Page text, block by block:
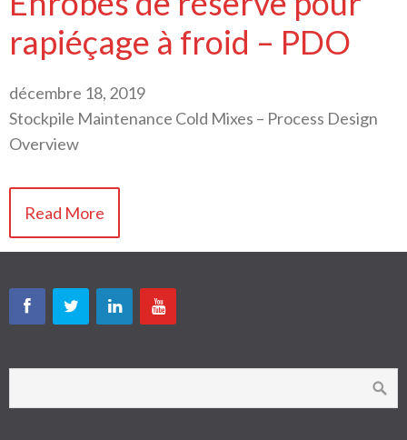
rapiéçage à froid – PDO
décembre 18, 2019
Stockpile Maintenance Cold Mixes – Process Design
Overview
Read More